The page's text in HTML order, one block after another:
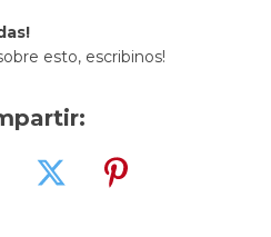
esto, escribinos!